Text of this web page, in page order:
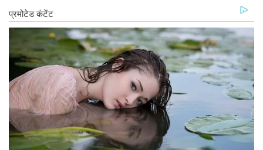
सैन्य गठबंधन के मायने